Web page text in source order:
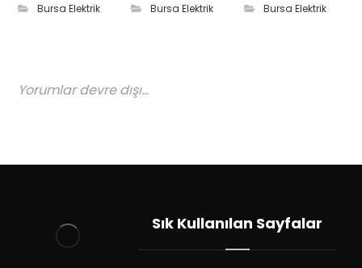
Bursa Elektrik Bursa Elektrik Bursa Elektrik
Yorumlar devre dışı...
Sık Kullanılan Sayfalar